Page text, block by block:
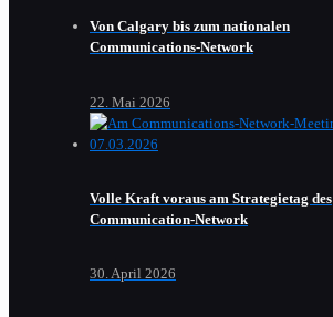
Von Calgary bis zum nationalen
Communications-Network
22. Mai 2026
Volle Kraft voraus am Strategietag des
Communication-Network
30. April 2026